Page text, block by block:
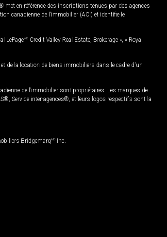
en référence des inscriptions tenues par des agences
canadienne de l’immobilier (ACI) et identifie le
LePageMD Credit Valley Real Estate, Brokerage », « Royal
de la location de biens immobiliers dans le cadre d'un
de l’immobilier sont propriétaires. Les marques de
Service inter-agences®, et leurs logos respectifs sont la
BridgemarqMD Inc.